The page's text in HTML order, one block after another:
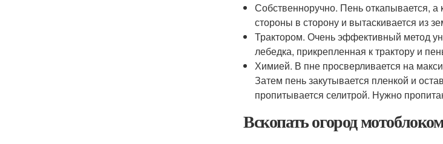
Собственноручно. Пень откапывается, а
стороны в сторону и вытаскивается из
Трактором. Очень эффективный метод
лебедка, прикрепленная к трактору и
Химией. В пне просверливается на
Затем пень закутывается пленкой и
пропитывается селитрой. Нужно
Вскопать огород